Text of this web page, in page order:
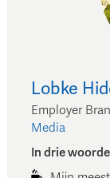
Lobke
Employer
Media
In drie